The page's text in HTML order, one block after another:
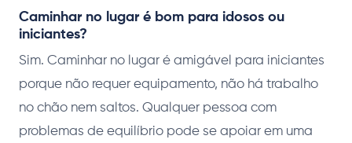
Caminhar no lugar é bom para idosos ou
iniciantes?
Sim. Caminhar no lugar é amigável para iniciantes
porque não requer equipamento, não há trabalho
no chão nem saltos. Qualquer pessoa com
problemas de equilíbrio pode se apoiar em uma